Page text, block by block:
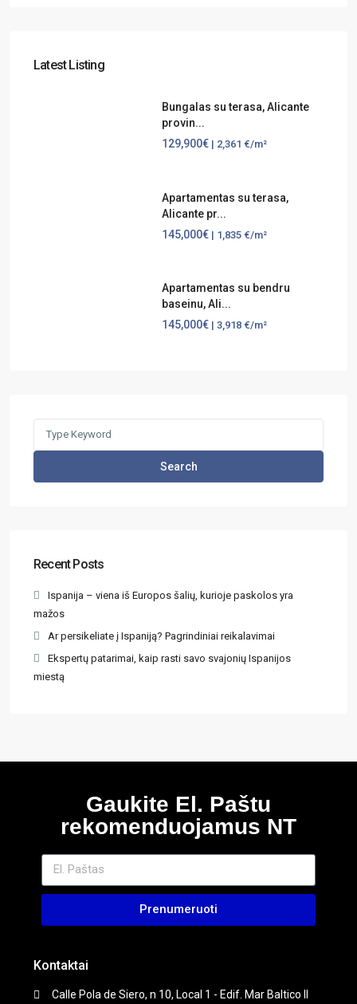
Latest Listing
Bungalas su terasa, Alicante
provin...
129,900€ | 2,361 €/m²
Apartamentas su terasa,
Alicante pr...
145,000€ | 1,835 €/m²
Apartamentas su bendru
baseinu, Ali...
145,000€ | 3,918 €/m²
Search
Recent Posts
Ispanija – viena iš Europos šalių, kurioje paskolos yra
mažos
Ar persikeliate į Ispaniją? Pagrindiniai reikalavimai
Ekspertų patarimai, kaip rasti savo svajonių Ispanijos
miestą
Gaukite El. Paštu
rekomenduojamus NT
Prenumeruoti
Kontaktai
Calle Pola de Siero, n 10, Local 1 - Edif. Mar Baltico II